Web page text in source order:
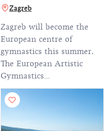
Zagreb
Zagreb will become the
European centre of
gymnastics this summer.
The European Artistic
Gymnastics
Championships will take
place from 13 to 23 August
at Arena Zagreb, marking
the first time this